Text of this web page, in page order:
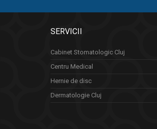
SERVICII
Cabinet Stomatologic Cluj
Centru Medical
Hernie de disc
Dermatologie Cluj